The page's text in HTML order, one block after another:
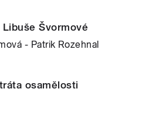
Švormové
- Patrik Rozehnal
osamělosti